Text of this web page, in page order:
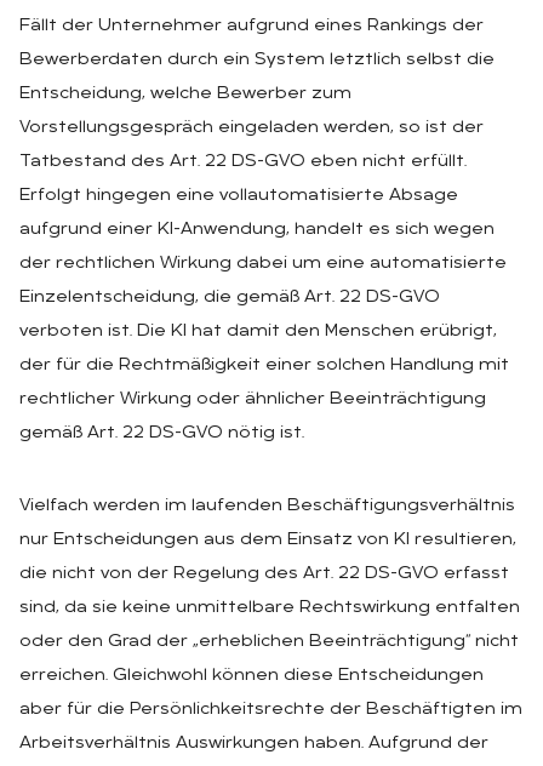
Fällt der Unternehmer aufgrund eines Rankings der
Bewerberdaten durch ein System letztlich selbst die
Entscheidung, welche Bewerber zum
Vorstellungsgespräch eingeladen werden, so ist der
Tatbestand des Art. 22 DS-GVO eben nicht erfüllt.
Erfolgt hingegen eine vollautomatisierte Absage
aufgrund einer KI-Anwendung, handelt es sich wegen
der rechtlichen Wirkung dabei um eine automatisierte
Einzelentscheidung, die gemäß Art. 22 DS-GVO
verboten ist. Die KI hat damit den Menschen erübrigt,
der für die Rechtmäßigkeit einer solchen Handlung mit
rechtlicher Wirkung oder ähnlicher Beeinträchtigung
gemäß Art. 22 DS-GVO nötig ist.
Vielfach werden im laufenden Beschäftigungsverhältnis
nur Entscheidungen aus dem Einsatz von KI resultieren,
die nicht von der Regelung des Art. 22 DS-GVO erfasst
sind, da sie keine unmittelbare Rechtswirkung entfalten
oder den Grad der „erheblichen Beeinträchtigung“ nicht
erreichen. Gleichwohl können diese Entscheidungen
aber für die Persönlichkeitsrechte der Beschäftigten im
Arbeitsverhältnis Auswirkungen haben. Aufgrund der